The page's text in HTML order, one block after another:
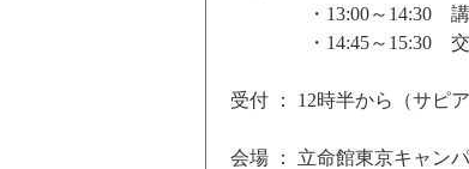
・13:00～14:30 講
・14:45～15:30 交流
受付 ： 12時半から（サピ
会場 ： 立命館東京キャン